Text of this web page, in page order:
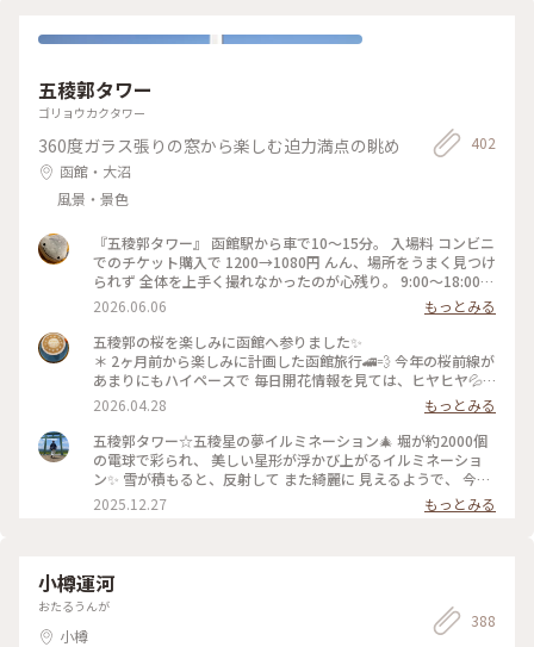
水けをふき、耐熱皿に置きます。 ★タラは塩をふり10分くら
ok!）を 食べやすい大きさに切って耐熱皿に置きます。 ★醤
油、ごま油、料理酒を回しかけます。 ★220度のオーブンで15
分〜20分くらい 様子を見ながら焼きます。タラに火が通れば
できあがりです♪ （オーブンの分数は様子を見て調整して下
さい♫） #富良野チーズ工房 #富良野 #北海道 #チーズ #白カビ
チーズ #お土産 #おみやげ
五稜郭タワー
ゴリョウカクタワー
360度ガラス張りの窓から楽しむ迫力満点の眺め
函館・大沼
風景・景色
402
『五稜郭タワー』 函館駅から車で10〜15分。 入場料 コンビニ
でのチケット購入で 1200→1080円 んん、場所をうまく見つけ
られず 全体を上手く撮れなかったのが心残り。 9:00〜18:00
P:近隣コインP #五稜郭タワー 北海道函館市五稜郭町43-9 #函
館名所#函館スポット #函館観光 #五稜郭
2026.06.06
もっとみる
五稜郭の桜を楽しみに函館へ参りました✨
＊ 2ヶ月前から楽しみに計画した函館旅行🚄💨 今年の桜前線が
あまりにもハイペースで 毎日開花情報を見ては、ヒヤヒヤ💦 4
月28日現在散り始めてしまってますが それでも五稜郭タワー
からの五芒星は 桜色に包まれていました✨
＊ #ちいさな列車旅 #函館 #五稜郭
2026.04.28
もっとみる
五稜郭タワー☆五稜星の夢イルミネーション🎄 堀が約2000個
の電球で彩られ、 美しい星形が浮かび上がるイルミネーショ
ン✨ 雪が積もると、反射して また綺麗に 見えるようで、 今年
は まだ雪が少ないの で、このような感じです♪♪ 真ん中のオ
レンジ色に ライトアップされているのは 復元された函館奉行
2025.12.27 もっとみる
小樽運河
おたるうんが
小樽
388